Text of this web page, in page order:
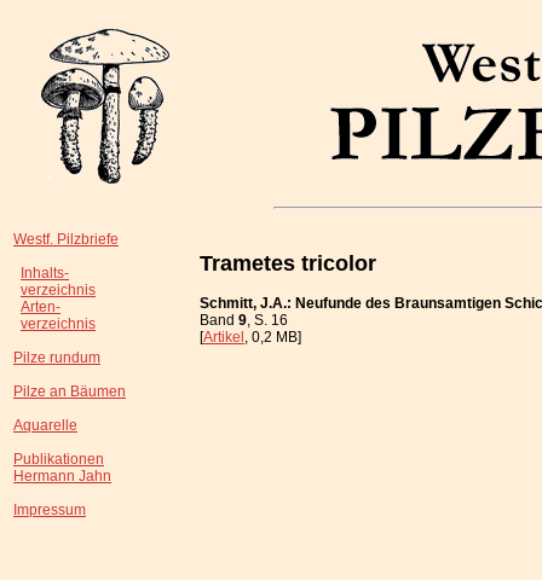
Westf. Pilzbriefe
Inhalts-
verzeichnis
Arten-
verzeichnis
Pilze rundum
Pilze an Bäumen
Aquarelle
Publikationen
Hermann Jahn
Impressum
Trametes tricolor
Schmitt, J.A.: Neufunde des Braunsamtigen
Band 9, S. 16
[Artikel, 0,2 MB]